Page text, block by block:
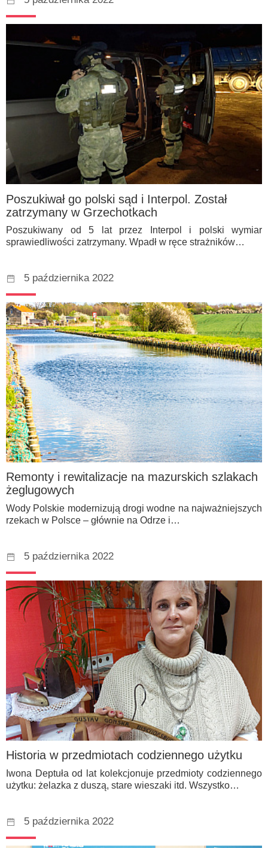
Poszukiwał go polski sąd i Interpol. Został
zatrzymany w Grzechotkach
Poszukiwany od 5 lat przez Interpol i polski wymiar
sprawiedliwości zatrzymany. Wpadł w ręce strażników…
5 października 2022
Remonty i rewitalizacje na mazurskich szlakach
żeglugowych
Wody Polskie modernizują drogi wodne na najważniejszych
rzekach w Polsce – głównie na Odrze i…
5 października 2022
Historia w przedmiotach codziennego użytku
Iwona Deptuła od lat kolekcjonuje przedmioty codziennego
użytku: żelazka z duszą, stare wieszaki itd. Wszystko…
5 października 2022